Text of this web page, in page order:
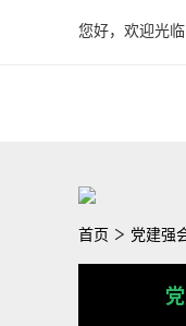
您好，欢迎光临
首页 党建强